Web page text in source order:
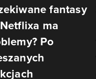
fantasy
ma
Po